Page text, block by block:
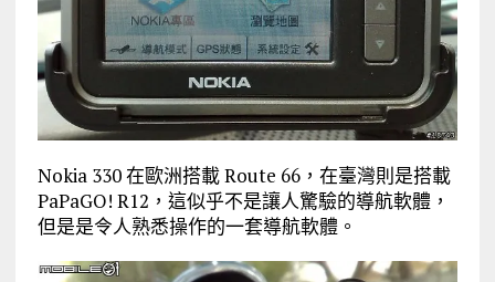
Nokia 330 在歐洲搭載 Route 66，在臺灣則是搭載
PaPaGO! R12，這似乎不是讓人驚驗的導航軟體，
但是是令人熟悉操作的一套導航軟體。